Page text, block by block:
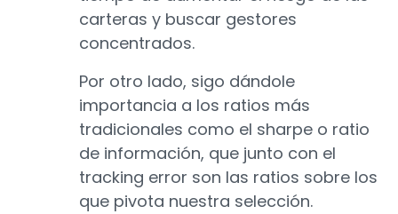
carteras y buscar gestores
concentrados.
Por otro lado, sigo dándole
importancia a los ratios más
tradicionales como el sharpe o ratio
de información, que junto con el
tracking error son las ratios sobre los
que pivota nuestra selección.